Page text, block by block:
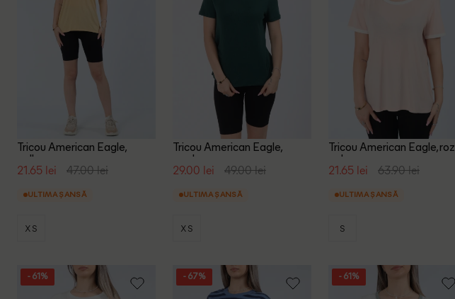
Tricou American Eagle,
galben
21.65 lei 47.00 lei
ULTIMA ȘANSĂ
XS
Tricou American Eagle,
verde
29.00 lei 49.00 lei
ULTIMA ȘANSĂ
XS
Tricou American Eagle, roz
pal
21.65 lei 63.90 lei
ULTIMA ȘANSĂ
S
- 61% - 67% - 61%